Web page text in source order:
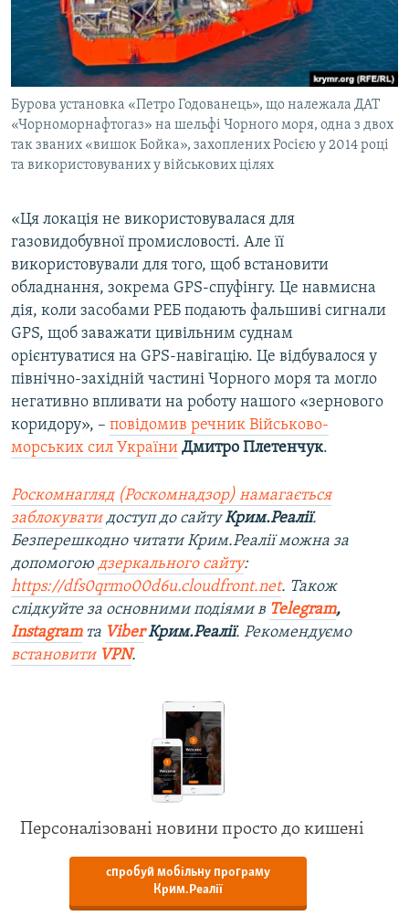
Бурова установка «Петро Годованець», що належала ДАТ
«Чорноморнафтогаз» на шельфі Чорного моря, одна з двох
так званих «вишок Бойка», захоплених Росією у 2014 році
та використовуваних у військових цілях
«Ця локація не використовувалася для
газовидобувної промисловості. Але її
використовували для того, щоб встановити
обладнання, зокрема GPS-спуфінгу. Це навмисна
дія, коли засобами РЕБ подають фальшиві сигнали
GPS, щоб заважати цивільним суднам
орієнтуватися на GPS-навігацію. Це відбувалося у
північно-західній частині Чорного моря та могло
негативно впливати на роботу нашого «зернового
коридору», – повідомив речник Військово-
морських сил України Дмитро Плетенчук.
Роскомнагляд (Роскомнадзор) намагається
заблокуватидоступ до сайтуКрим.Реалії.
Безперешкодно читати Крим.Реалії можна за
допомогою дзеркального сайту:
https://dfs0qrmo00d6u.cloudfront.net. Також
слідкуйте за основними подіями в Telegram,
Instagramта ViberКрим.Реалії. Рекомендуємо
встановити VPN.
Персоналізовані новини просто до кишені
спробуй мобільну програму
Крим.Реалії